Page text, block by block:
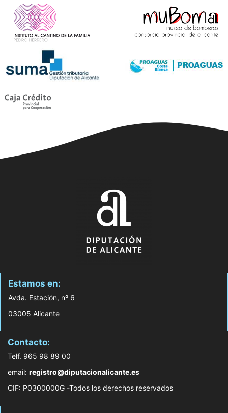
Estamos en:
Avda. Estación, nº 6
03005 Alicante
Contacto:
Telf. 965 98 89 00
email: registro@diputacionalicante.es
CIF: P0300000G -Todos los derechos reservados